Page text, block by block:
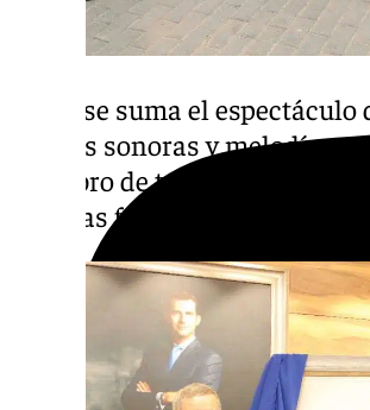
A ello se suma el
bandas sonoras y melodías
asombro de todos aquellos
en estas fechas.